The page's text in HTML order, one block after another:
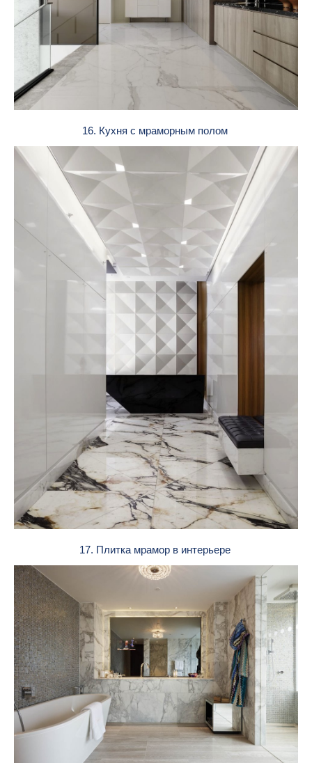
16. Кухня с мраморным полом
17. Плитка мрамор в интерьере